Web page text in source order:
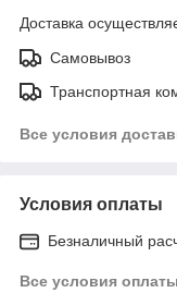
Доставка
Самовывоз
Транспортная
Все условия
Условия оплаты
Безналичный
Все условия оплаты